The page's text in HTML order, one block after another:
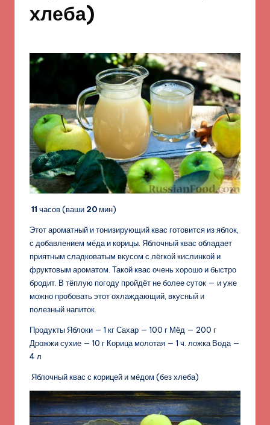
хлеба)
11 часов (ваши 20мин)
Этот ароматный и тонизирующий квас готовится из яблок,
с добавлением мёда и корицы. Яблочный квас обладает
приятным сладковатым вкусом с лёгкой кислинкой и
фруктовым ароматом. Такой квас очень хорошо и быстро
бродит. В тёплую погоду пройдёт не более суток — и уже
можно пробовать этот охлаждающий, вкусный и
полезный напиток.
Продукты Яблоки — 1 кг Сахар — 100 г Мёд — 200 г
Дрожжи сухие — 10 г Корица молотая — 1 ч. ложка Вода —
4 л
Яблочный квас с корицей и мёдом (без хлеба)